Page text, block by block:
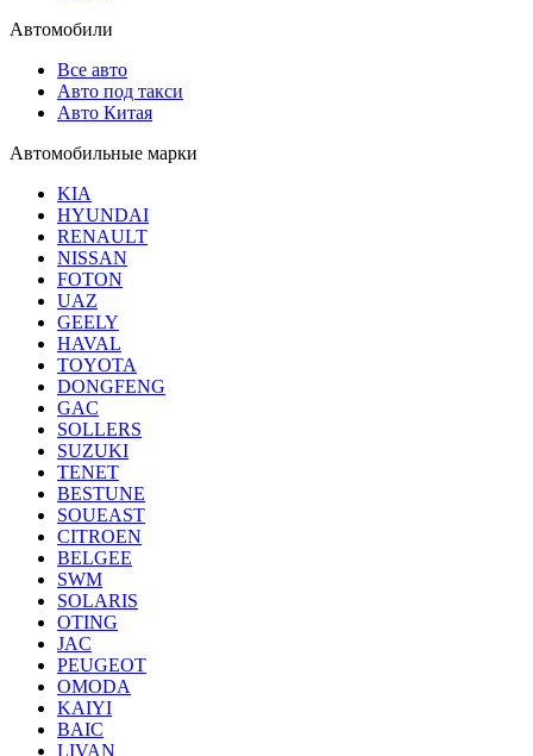
Автомобили
Все авто
Авто под такси
Авто Китая
Автомобильные марки
KIA
HYUNDAI
RENAULT
NISSAN
FOTON
UAZ
GEELY
HAVAL
TOYOTA
DONGFENG
GAC
SOLLERS
SUZUKI
TENET
BESTUNE
SOUEAST
CITROEN
BELGEE
SWM
SOLARIS
OTING
JAC
PEUGEOT
OMODA
KAIYI
BAIC
LIVAN